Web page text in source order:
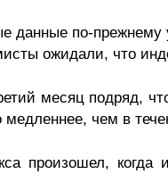
данные по-прежнему
ожидали, что
месяц подряд,
медленнее, чем в
произошел,